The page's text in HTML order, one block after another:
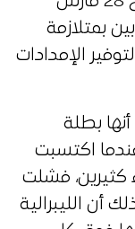
بمتلازمة
الإمدادات
بطلة
عندما اكتسبت
كثيرين، فشلت
أن الليبرالية